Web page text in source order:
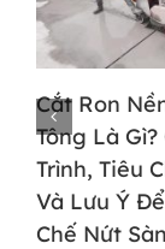
Cắt Ron
Tông Là Gì?
Trình, Tiêu
Và Lưu Ý
Chế Nứt Sàn